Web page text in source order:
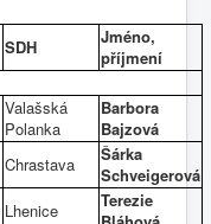
SDH
Jméno,
příjmení
Valašská
Polanka
Barbora
Bajzová
Chrastava
Šárka
Schveigerová
Lhenice
Terezie